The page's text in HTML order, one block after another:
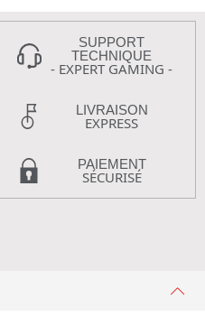
SUPPORT
TECHNIQUE
- EXPERT GAMING -
LIVRAISON
EXPRESS
PAIEMENT
SÉCURISÉ